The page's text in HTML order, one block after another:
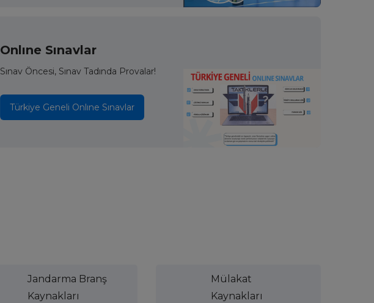
Onlıne Sınavlar
Sınav Öncesi, Sınav Tadında Provalar!
Türkiye Geneli Onlıne Sınavlar
Jandarma Branş
Kaynakları
Mülakat
Kaynakları